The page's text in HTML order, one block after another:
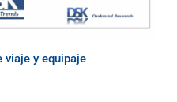
viaje y equipaje